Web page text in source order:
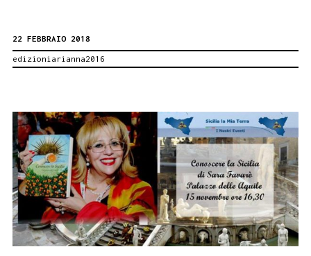
alla
Libreria
Feltrinelli
di
Catania,
23
22 FEBBRAIO 2018
edizioniarianna2016